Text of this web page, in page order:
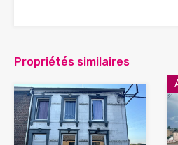
Propriétés similaires